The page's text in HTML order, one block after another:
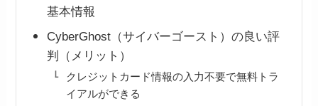
基本情報
CyberGhost（サイバーゴースト）の良い評
判（メリット）
クレジットカード情報の入力不要で無料トラ
イアルができる